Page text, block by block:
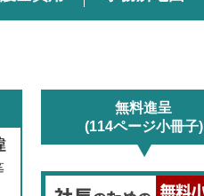
無料進呈
(114ページ小冊子)